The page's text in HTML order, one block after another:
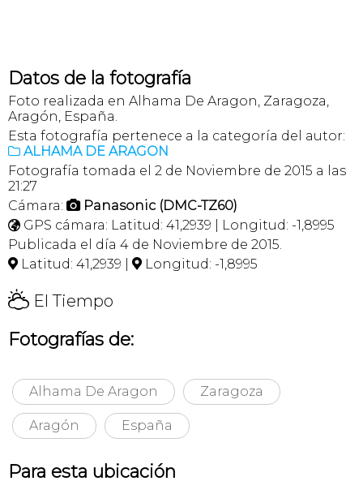
Datos de la fotografía
Foto realizada en Alhama De Aragon, Zaragoza,
Aragón, España.
Esta fotografía pertenece a la categoría del autor:
 ALHAMA DE ARAGON
Fotografía tomada el 2 de Noviembre de 2015 a las
21:27
Cámara:  Panasonic (DMC-TZ60)
 GPS cámara: Latitud: 41,2939 | Longitud: -1,8995
Publicada el día 4 de Noviembre de 2015.
 Latitud: 41,2939 |  Longitud: -1,8995
H El Tiempo
Fotografías de:
Alhama De Aragon Zaragoza
Aragón España
Para esta ubicación